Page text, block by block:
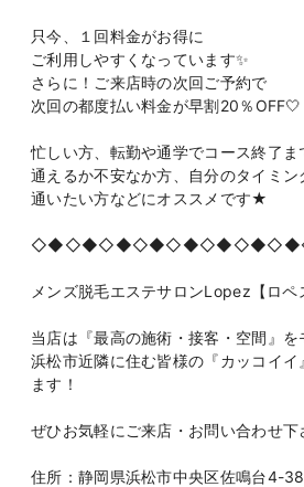
只今、１回料金がお得に
ご利用しやすくなっています✨
さらに！ご来店時の次回ご予約で
次回の都度払い料金が早割20％OFF🤍
忙しい方、転勤や通学でコース終了ま
通えるか不安なか方、自分のタイミン
通いたい方などにオススメです★
メンズ脱毛エステサロンLopez【ロペ
当店は『最高の施術・接客・空間』を
浜松市近隣に住む皆様の『カッコイイ
ます！
ぜひお気軽にご来店・お問い合わせ下
住所：静岡県浜松市中央区佐鳴台4-